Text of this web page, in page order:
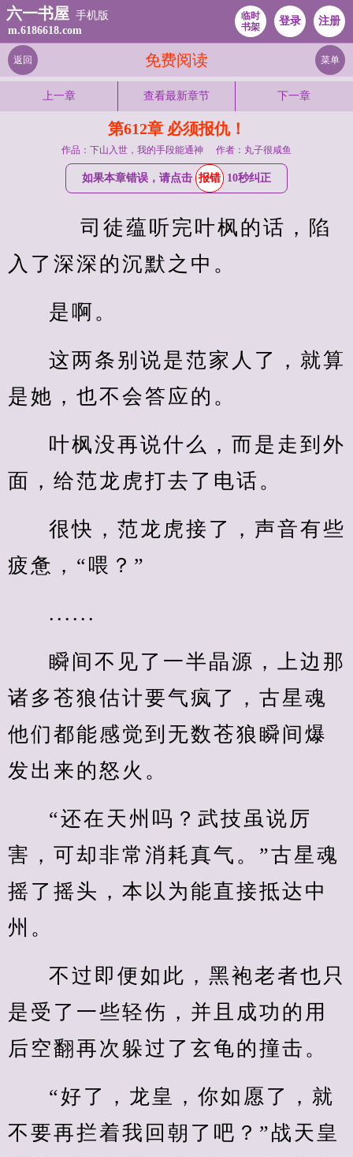
六一书屋 手机版
m.6186618.com
临时
书架
登录 注册
免费阅读
返回 菜单
上一章 查看最新章节 下一章
第612章 必须报仇！
作品：下山入世，我的手段能通神 作者：丸子很咸鱼
如果本章错误，请点击 报错 10秒纠正
入了深深的沉默之中。
是啊。
这两条别说是范家人了，就算
是她，也不会答应的。
叶枫没再说什么，而是走到外
面，给范龙虎打去了电话。
很快，范龙虎接了，声音有些
疲惫，“喂？”
......
瞬间不见了一半晶源，上边那
诸多苍狼估计要气疯了，古星魂
他们都能感觉到无数苍狼瞬间爆
发出来的怒火。
“还在天州吗？武技虽说厉
害，可却非常消耗真气。”古星魂
摇了摇头，本以为能直接抵达中
州。
不过即便如此，黑袍老者也只
是受了一些轻伤，并且成功的用
后空翻再次躲过了玄龟的撞击。
“好了，龙皇，你如愿了，就
不要再拦着我回朝了吧？”战天皇